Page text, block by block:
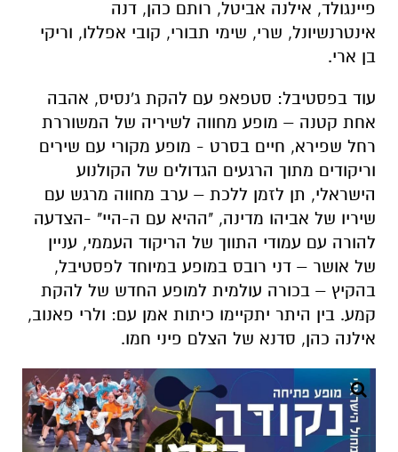
פיינגולד, אילנה אביטל, רותם כהן, דנה
אינטרנשיונל, שרי, שימי תבורי, קובי אפללו, וריקי
בן ארי.
עוד בפסטיבל: סטפאפ עם להקת ג'נסיס, אהבה
אחת קטנה – מופע מחווה לשיריה של המשוררת
רחל שפירא, חיים בסרט - מופע מקורי עם שירים
וריקודים מתוך הרגעים הגדולים של הקולנוע
הישראלי, תן לזמן ללכת – ערב מחווה מרגש עם
שיריו של אביהו מדינה, "ההיא עם ה-היי" -הצדעה
להורה עם עמודי התווך של הריקוד העממי, עניין
של אושר – דני רובס במופע במיוחד לפסטיבל,
בהקיץ – בכורה עולמית למופע החדש של להקת
קמע. בין היתר יתקיימו כיתות אמן עם: ולרי פאנוב,
אילנה כהן, סדנא של הצלם פיני חמו.